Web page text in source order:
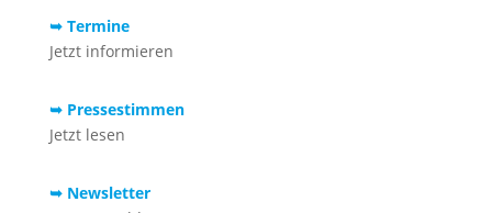
➥ Termine
Jetzt informieren
➥ Pressestimmen
Jetzt lesen
➥ Newsletter